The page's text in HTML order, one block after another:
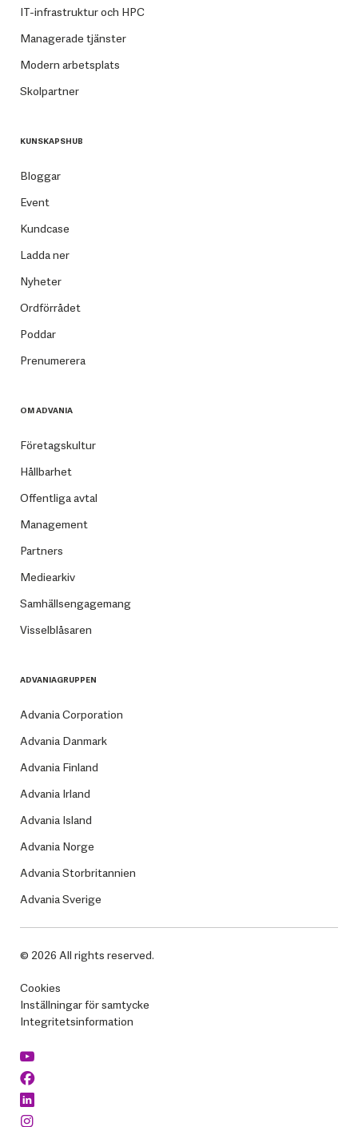
IT-infrastruktur och HPC
Managerade tjänster
Modern arbetsplats
Skolpartner
KUNSKAPSHUB
Bloggar
Event
Kundcase
Ladda ner
Nyheter
Ordförrådet
Poddar
Prenumerera
OM ADVANIA
Företagskultur
Hållbarhet
Offentliga avtal
Management
Partners
Mediearkiv
Samhällsengagemang
Visselblåsaren
ADVANIAGRUPPEN
Advania Corporation
Advania Danmark
Advania Finland
Advania Irland
Advania Island
Advania Norge
Advania Storbritannien
Advania Sverige
© 2026 All rights reserved.
Cookies
Inställningar för samtycke
Integritetsinformation